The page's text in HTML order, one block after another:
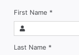
First Name *
Last Name *